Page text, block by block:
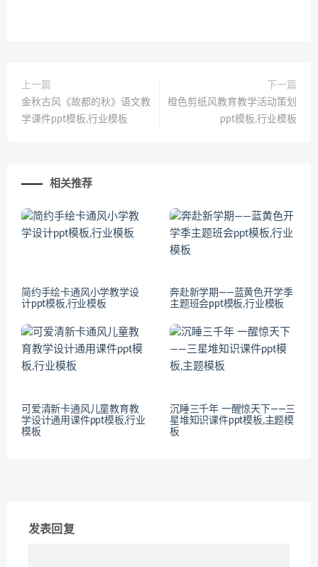
上一篇
金秋古风《故都的秋》语文教
学课件ppt模板,行业模板
下一篇
橙色剪纸风教育教学活动策划
ppt模板,行业模板
相关推荐
简约手绘卡通风小学教学设
计ppt模板,行业模板
奔赴新学期——蓝黄色开学季
主题班会ppt模板,行业模板
可爱清新卡通风儿童教育教
学设计通用课件ppt模板,行业
模板
沉睡三千年 一醒惊天下——三
星堆知识课件ppt模板,主题模
板
发表回复